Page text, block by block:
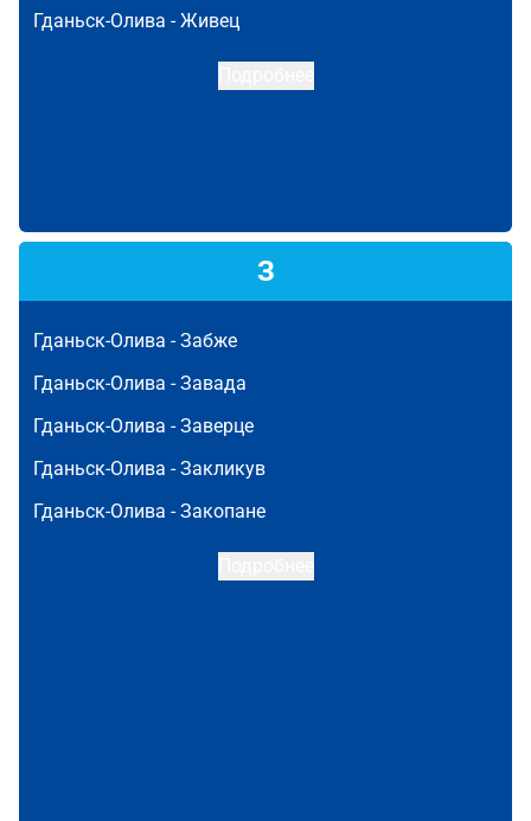
Гданьск-Олива -Живец
З
Гданьск-Олива -Забже
Гданьск-Олива -Завада
Гданьск-Олива -Заверце
Гданьск-Олива -Закликув
Гданьск-Олива -Закопане